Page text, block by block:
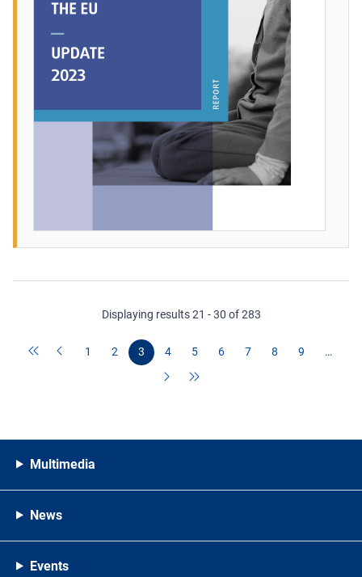
Displaying results 21 - 30 of 283
1 2 3 4 5 6 7 8 9 …
Multimedia
News
Events